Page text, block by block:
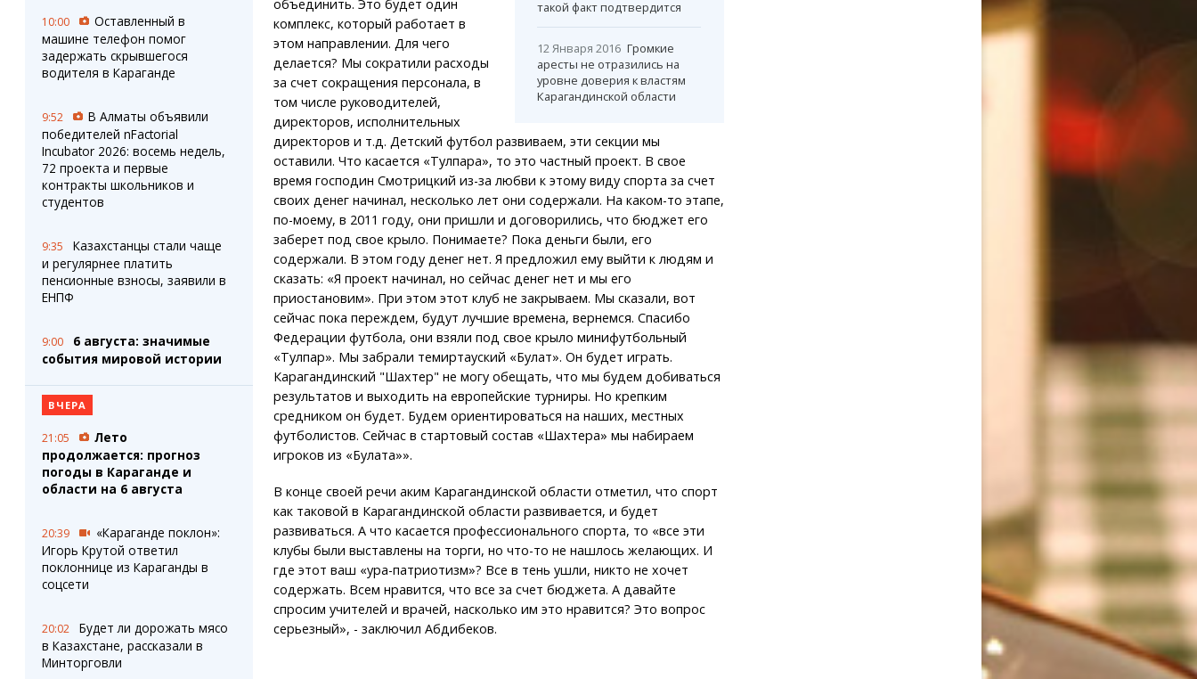
10:00
Оставленный в
машине телефон помог
задержать скрывшегося
водителя в Караганде
9:52
В Алматы объявили
победителей nFactorial
Incubator 2026: восемь недель,
72 проекта и первые
контракты школьников и
студентов
9:35
Казахстанцы стали чаще
и регулярнее платить
пенсионные взносы, заявили в
ЕНПФ
9:00
6 августа: значимые
события мировой истории
ВЧЕРА
21:05
Лето
продолжается: прогноз
погоды в Караганде и
области на 6 августа
20:39
«Караганде поклон»:
Игорь Крутой ответил
поклоннице из Караганды в
соцсети
20:02
Будет ли дорожать мясо
в Казахстане, рассказали в
Минторговли
такой факт подтвердится
12 Января 2016 Громкие
аресты не отразились на
уровне доверия к властям
Карагандинской области
объединить. Это будет один
комплекс, который работает в
этом направлении. Для чего
делается? Мы сократили расходы
за счет сокращения персонала, в
том числе руководителей,
директоров, исполнительных
директоров и т.д. Детский футбол развиваем, эти секции мы
оставили. Что касается «Тулпара», то это частный проект. В свое
время господин Смотрицкий из-за любви к этому виду спорта за счет
своих денег начинал, несколько лет они содержали. На каком-то этапе,
по-моему, в 2011 году, они пришли и договорились, что бюджет его
заберет под свое крыло. Понимаете? Пока деньги были, его
содержали. В этом году денег нет. Я предложил ему выйти к людям и
сказать: «Я проект начинал, но сейчас денег нет и мы его
приостановим». При этом этот клуб не закрываем. Мы сказали, вот
сейчас пока переждем, будут лучшие времена, вернемся. Спасибо
Федерации футбола, они взяли под свое крыло минифутбольный
«Тулпар». Мы забрали темиртауский «Булат». Он будет играть.
Карагандинский "Шахтер" не могу обещать, что мы будем добиваться
результатов и выходить на европейские турниры. Но крепким
средником он будет. Будем ориентироваться на наших, местных
футболистов. Сейчас в стартовый состав «Шахтера» мы набираем
игроков из «Булата»».
В конце своей речи аким Карагандинской области отметил, что спорт
как таковой в Карагандинской области развивается, и будет
развиваться. А что касается профессионального спорта, то «все эти
клубы были выставлены на торги, но что-то не нашлось желающих. И
где этот ваш «ура-патриотизм»? Все в тень ушли, никто не хочет
содержать. Всем нравится, что все за счет бюджета. А давайте
спросим учителей и врачей, насколько им это нравится? Это вопрос
серьезный», - заключил Абдибеков.